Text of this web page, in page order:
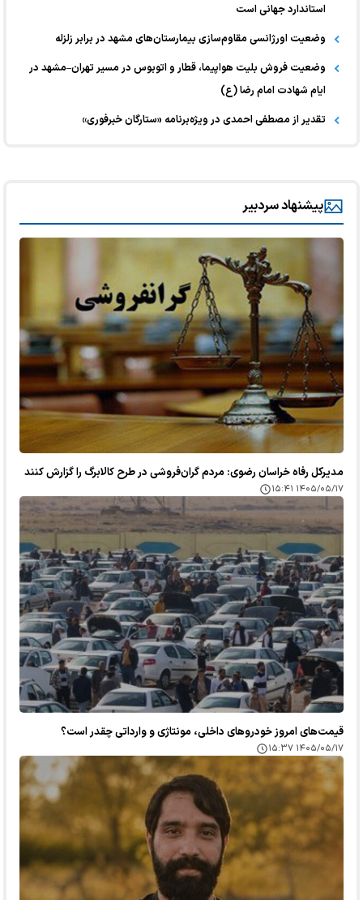
استاندارد جهانی است
وضعیت اورژانسی مقاوم‌سازی بیمارستان‌های مشهد در برابر زلزله
وضعیت فروش بلیت هواپیما، قطار و اتوبوس در مسیر تهران–مشهد در
ایام شهادت امام رضا (ع)
تقدیر از مصطفی احمدی در ویژه‌برنامه «ستارگان خبرفوری»
پیشنهاد سردبیر
مدیرکل رفاه خراسان رضوی: مردم گران‌فروشی در طرح کالابرگ را گزارش کنند
۱۴۰۵/۰۵/۱۷ ۱۵:۴۱
قیمت‌های امروز خودرو‌های داخلی، مونتاژی و وارداتی چقدر است؟
۱۴۰۵/۰۵/۱۷ ۱۵:۳۷